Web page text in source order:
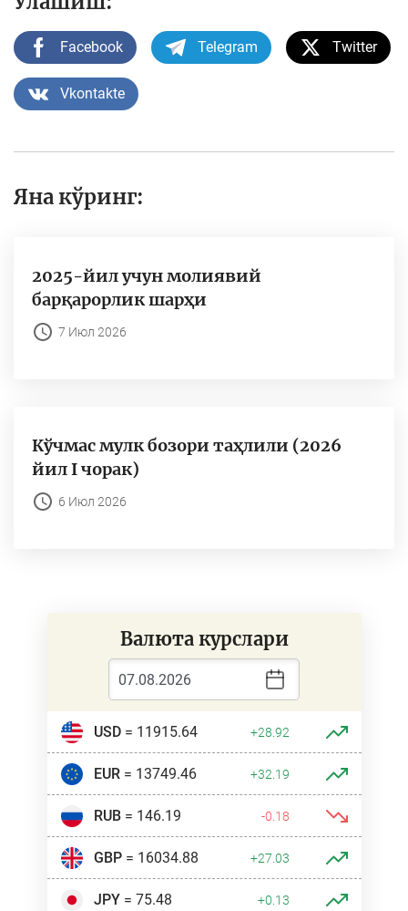
Facebook Telegram Twitter
Vkontakte
Яна кўринг:
2025-йил учун молиявий
барқарорлик шарҳи
7 Июл 2026
Кўчмас мулк бозори таҳлили (2026
йил I чорак)
6 Июл 2026
Валюта курслари
USD= 11915.64 +28.92
EUR= 13749.46 +32.19
RUB= 146.19 -0.18
GBP= 16034.88 +27.03
JPY= 75.48 +0.13